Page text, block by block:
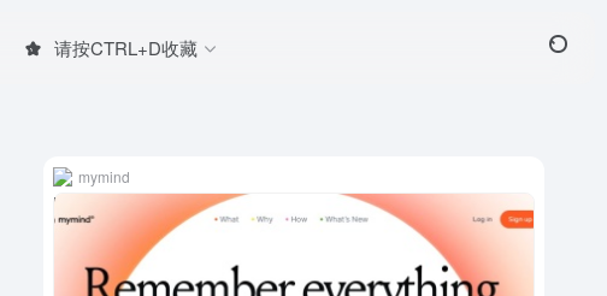
请按CTRL+D收藏
mymind